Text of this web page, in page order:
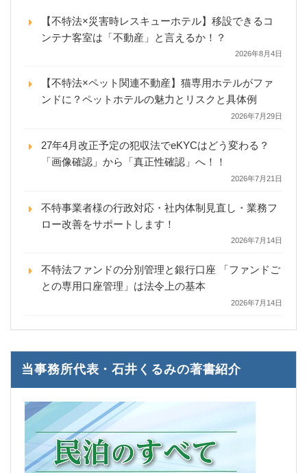
【不特法×災害時レスキューホテル】移設できるコ
ンテナ客室は「不動産」と言えるか！？
2026年8月4日
【不特法×ペット関連不動産】猫専用ホテルがファ
ンドに？ペットホテルの魅力とリスクと具体例
2026年7月29日
27年4月改正予定の犯収法でeKYCはどう変わる？
「画像確認」から「真正性確認」へ！！
2026年7月21日
不特事業者様の行政対応・社内体制見直し・業務フ
ロー改善をサポートします！
2026年7月14日
不特法ファンドの分別管理と銀行口座 「ファンドご
との専用口座管理」は法令上の基本
2026年7月14日
当事務所代表・石井くるみの著書紹介